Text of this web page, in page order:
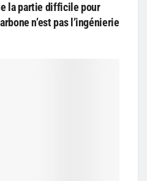
la partie difficile pour
n’est pas l’ingénierie